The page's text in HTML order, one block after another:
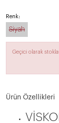
Renk:
Siyah
Geçici olarak
Ürün Özellikleri